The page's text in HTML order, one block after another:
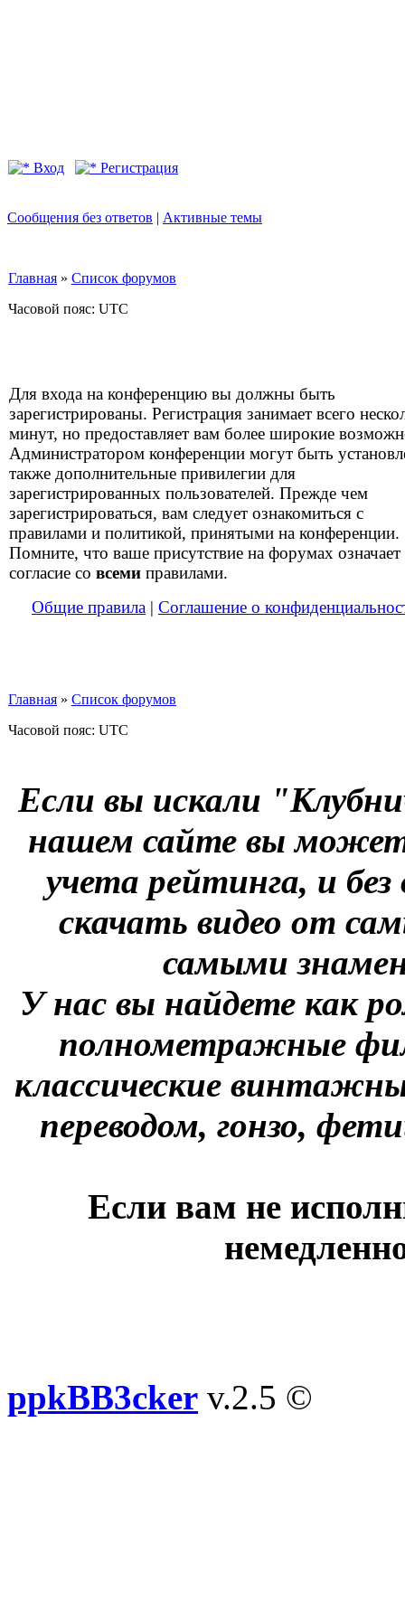
Вход Регистрация
Сообщения без ответов | Активные темы
Главная » Список форумов
Часовой пояс: UTC
Для входа на конференцию вы должны быть
зарегистрированы. Регистрация занимает всего
минут, но предоставляет вам более широкие
Администратором конференции могут быть
также дополнительные привилегии для
зарегистрированных пользователей. Прежде чем
зарегистрироваться, вам следует ознакомиться с
правилами и политикой, принятыми на конференции.
Помните, что ваше присутствие на форумах означает
согласие со всеми правилами.
Общие правила | Соглашение о
Главная » Список форумов
Часовой пояс: UTC
Если вы искали
нашем сайте вы
учета рейтинга, и
скачать видео от
самыми
У нас вы найдете как
полнометражные
классические
переводом, гонзо,
Если вам не
ppkBB3cker v.2.5 ©